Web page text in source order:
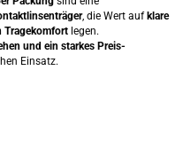
, die Wert auf klare
Tragekomfort legen.
und ein starkes Preis-
Einsatz.